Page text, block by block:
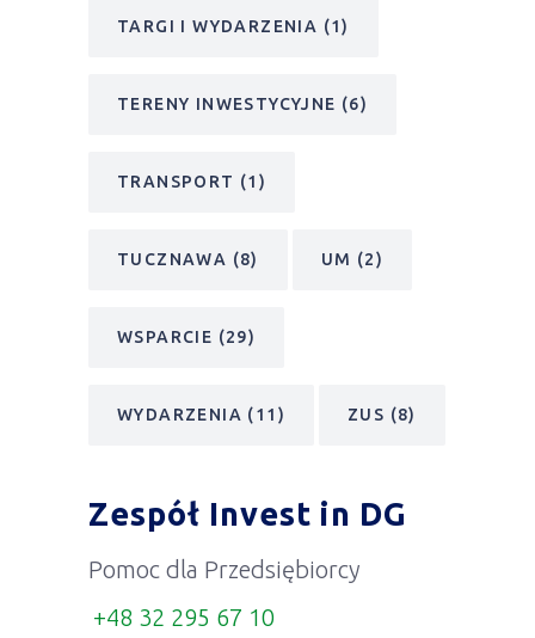
TARGI I WYDARZENIA (1)
TERENY INWESTYCYJNE (6)
TRANSPORT (1)
TUCZNAWA (8) UM (2)
WSPARCIE (29)
WYDARZENIA (11) ZUS (8)
Zespół Invest in DG
Pomoc dla Przedsiębiorcy
+48 32 295 67 10